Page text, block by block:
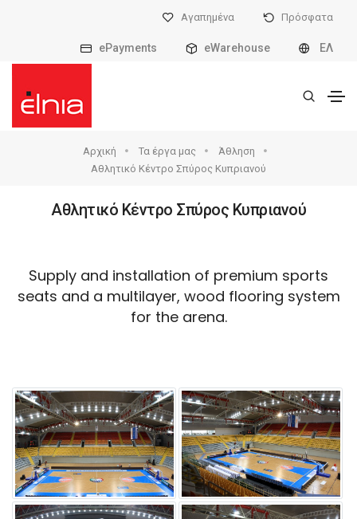
Αγαπημένα Πρόσφατα
ePayments eWarehouse ΕΛ
Αρχική Τα έργα μας
Άθληση
Αθλητικό Κέντρο Σπύρος Κυπριανού
Αθλητικό Κέντρο Σπύρος Κυπριανού
Supply and installation of premium sports
seats and a multilayer, wood flooring system
for the arena.